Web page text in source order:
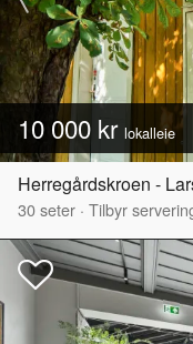
10 000 kr lokalleie
Herregårdskroen -
30seter · Tilbyr